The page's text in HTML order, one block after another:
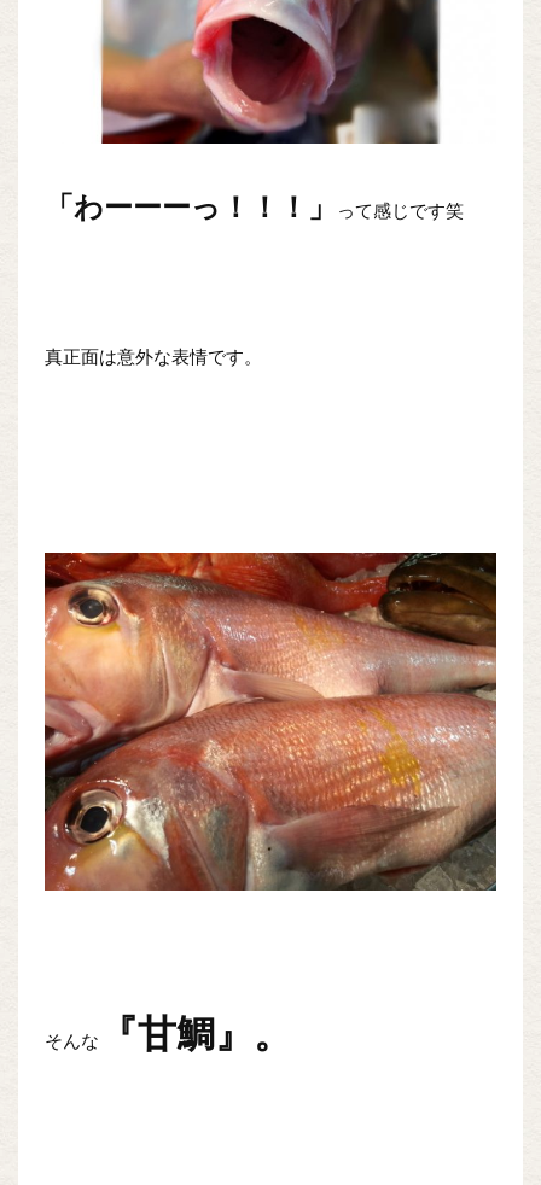
「わーーーっ！！！」 って感じです笑
真正面は意外な表情です。
そんな 『甘鯛』。